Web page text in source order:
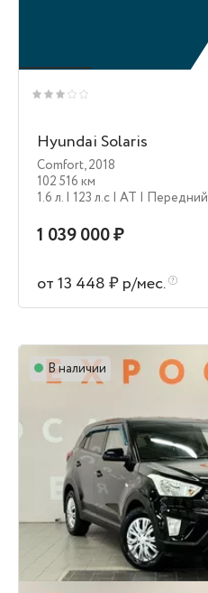
Hyundai Solaris
Comfort,2018
102 516 км
1.6 л. | 123 л.c | AT | Передний
1 039 000 ₽
от 13 448 ₽ р/мес.
В наличии